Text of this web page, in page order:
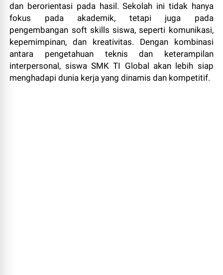
dan berorientasi pada hasil. Sekolah ini tidak hanya
fokus pada akademik, tetapi juga pada
pengembangan soft skills siswa, seperti komunikasi,
kepemimpinan, dan kreativitas. Dengan kombinasi
antara pengetahuan teknis dan keterampilan
interpersonal, siswa SMK TI Global akan lebih siap
menghadapi dunia kerja yang dinamis dan kompetitif.